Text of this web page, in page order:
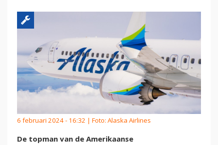
6 februari 2024 - 16:32 | Foto: Alaska Airlines
De topman van de Amerikaanse